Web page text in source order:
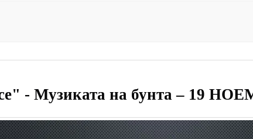
- Музиката на бунта – 19